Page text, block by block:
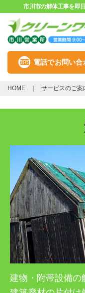
市川市の解体工事を即
電話でお問い合
HOME サービスのご案
建物・附帯設備の